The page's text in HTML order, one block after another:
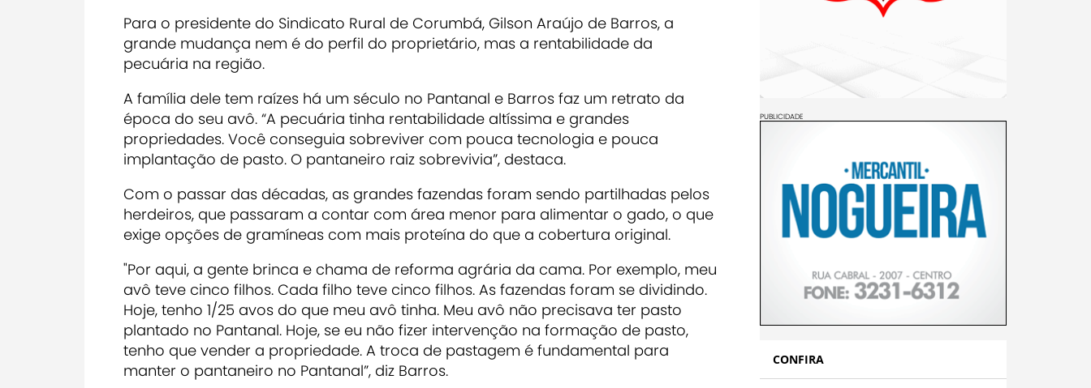
Para o presidente do Sindicato Rural de Corumbá, Gilson Araújo de Barros, a
grande mudança nem é do perfil do proprietário, mas a rentabilidade da
pecuária na região.
A família dele tem raízes há um século no Pantanal e Barros faz um retrato da
época do seu avô. “A pecuária tinha rentabilidade altíssima e grandes
propriedades. Você conseguia sobreviver com pouca tecnologia e pouca
implantação de pasto. O pantaneiro raiz sobrevivia”, destaca.
Com o passar das décadas, as grandes fazendas foram sendo partilhadas pelos
herdeiros, que passaram a contar com área menor para alimentar o gado, o que
exige opções de gramíneas com mais proteína do que a cobertura original.
"Por aqui, a gente brinca e chama de reforma agrária da cama. Por exemplo, meu
avô teve cinco filhos. Cada filho teve cinco filhos. As fazendas foram se dividindo.
Hoje, tenho 1/25 avos do que meu avô tinha. Meu avô não precisava ter pasto
plantado no Pantanal. Hoje, se eu não fizer intervenção na formação de pasto,
tenho que vender a propriedade. A troca de pastagem é fundamental para
manter o pantaneiro no Pantanal”, diz Barros.
PUBLICIDADE
CONFIRA